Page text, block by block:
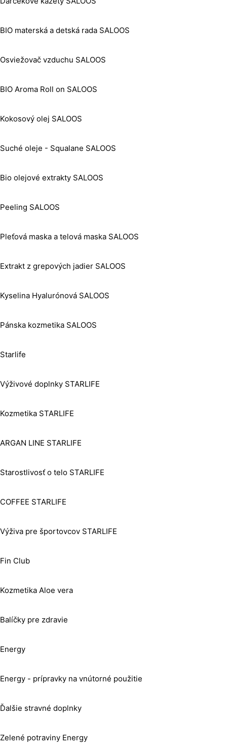
BIO materská a detská rada SALOOS
Osviežovač vzduchu SALOOS
BIO Aroma Roll on SALOOS
Kokosový olej SALOOS
Suché oleje - Squalane SALOOS
Bio olejové extrakty SALOOS
Peeling SALOOS
Pleťová maska a telová maska SALOOS
Extrakt z grepových jadier SALOOS
Kyselina Hyalurónová SALOOS
Pánska kozmetika SALOOS
Starlife
Výživové doplnky STARLIFE
Kozmetika STARLIFE
ARGAN LINE STARLIFE
Starostlivosť o telo STARLIFE
COFFEE STARLIFE
Výživa pre športovcov STARLIFE
Fin Club
Kozmetika Aloe vera
Balíčky pre zdravie
Energy
Energy - prípravky na vnútorné použitie
Ďalšie stravné doplnky
Zelené potraviny Energy